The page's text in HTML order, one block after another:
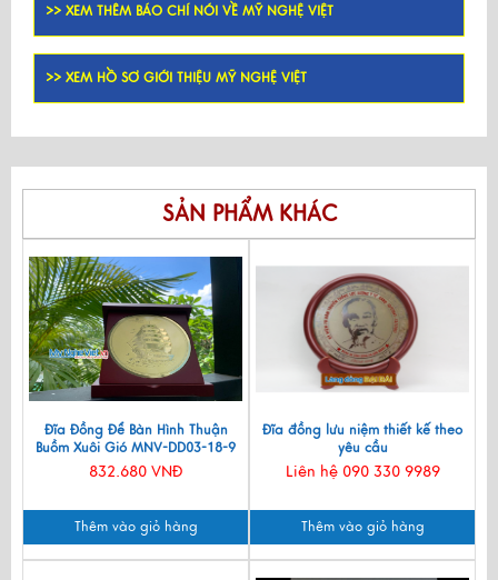
>> XEM THÊM BÁO CHÍ NÓI VỀ MỸ NGHỆ VIỆT
>> XEM HỒ SƠ GIỚI THIỆU MỸ NGHỆ VIỆT
SẢN PHẨM KHÁC
Đĩa Đồng Để Bàn Hình Thuận
Buồm Xuôi Gió MNV-DD03-18-9
832.680 VNĐ
Thêm vào giỏ hàng
Đĩa đồng lưu niệm thiết kế theo
yêu cầu
Liên hệ 090 330 9989
Thêm vào giỏ hàng